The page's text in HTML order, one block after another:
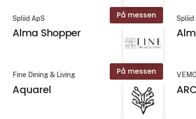
På messen
Spliid ApS
Alma Shopper
Spliid
På messen
Fine Dining & Living
Aquarel